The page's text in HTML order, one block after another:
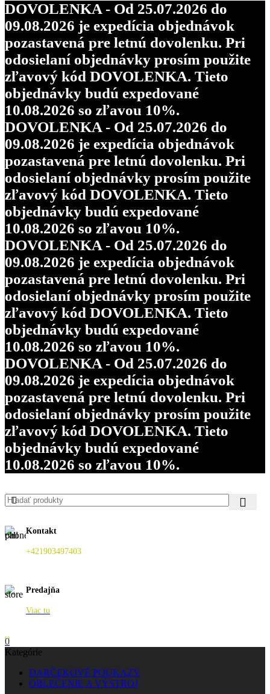
DOVOLENKA - Od 25.07.2026 do
09.08.2026 je expedícia objednávok
pozastavená pre letnú dovolenku. Pri
odosielaní objednávky prosím použite
zľavový kód DOVOLENKA. Tieto
objednávky budú expedované
10.08.2026 so zľavou 10%.
DOVOLENKA - Od 25.07.2026 do
09.08.2026 je expedícia objednávok
pozastavená pre letnú dovolenku. Pri
odosielaní objednávky prosím použite
zľavový kód DOVOLENKA. Tieto
objednávky budú expedované
10.08.2026 so zľavou 10%.
DOVOLENKA - Od 25.07.2026 do
09.08.2026 je expedícia objednávok
pozastavená pre letnú dovolenku. Pri
odosielaní objednávky prosím použite
zľavový kód DOVOLENKA. Tieto
objednávky budú expedované
10.08.2026 so zľavou 10%.
DOVOLENKA - Od 25.07.2026 do
09.08.2026 je expedícia objednávok
pozastavená pre letnú dovolenku. Pri
odosielaní objednávky prosím použite
zľavový kód DOVOLENKA. Tieto
objednávky budú expedované
10.08.2026 so zľavou 10%.
Kontakt
+421903497403
Predajňa
Viac tu
0
Kategórie
DARČEKOVÉ POUKAZY
OBLEČENIE A VÝSTROJ